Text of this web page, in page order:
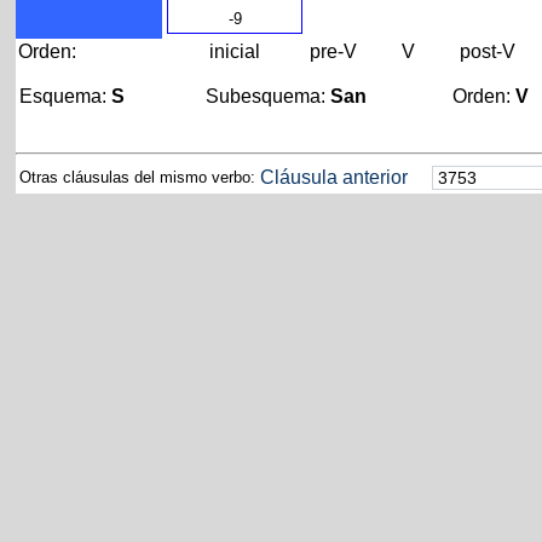
-9
Orden: inicial pre-V V post-V
Esquema: S Subesquema:San Orden:V
Otras cláusulas del mismo verbo: Cláusula anterior